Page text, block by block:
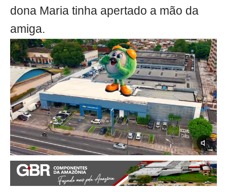
dona Maria tinha apertado a mão da
amiga.